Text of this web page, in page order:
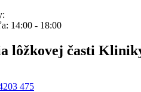
14:00 - 18:00
lôžkovej časti
475